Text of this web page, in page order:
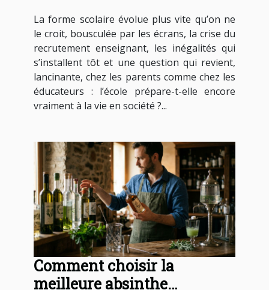
La forme scolaire évolue plus vite qu’on ne
le croit, bousculée par les écrans, la crise du
recrutement enseignant, les inégalités qui
s’installent tôt et une question qui revient,
lancinante, chez les parents comme chez les
éducateurs : l’école prépare-t-elle encore
vraiment à la vie en société ?...
Comment choisir la
meilleure absinthe